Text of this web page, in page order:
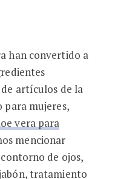
han convertido a
artículos de la
para mujeres,
vera para
mencionar
de ojos,
tratamiento